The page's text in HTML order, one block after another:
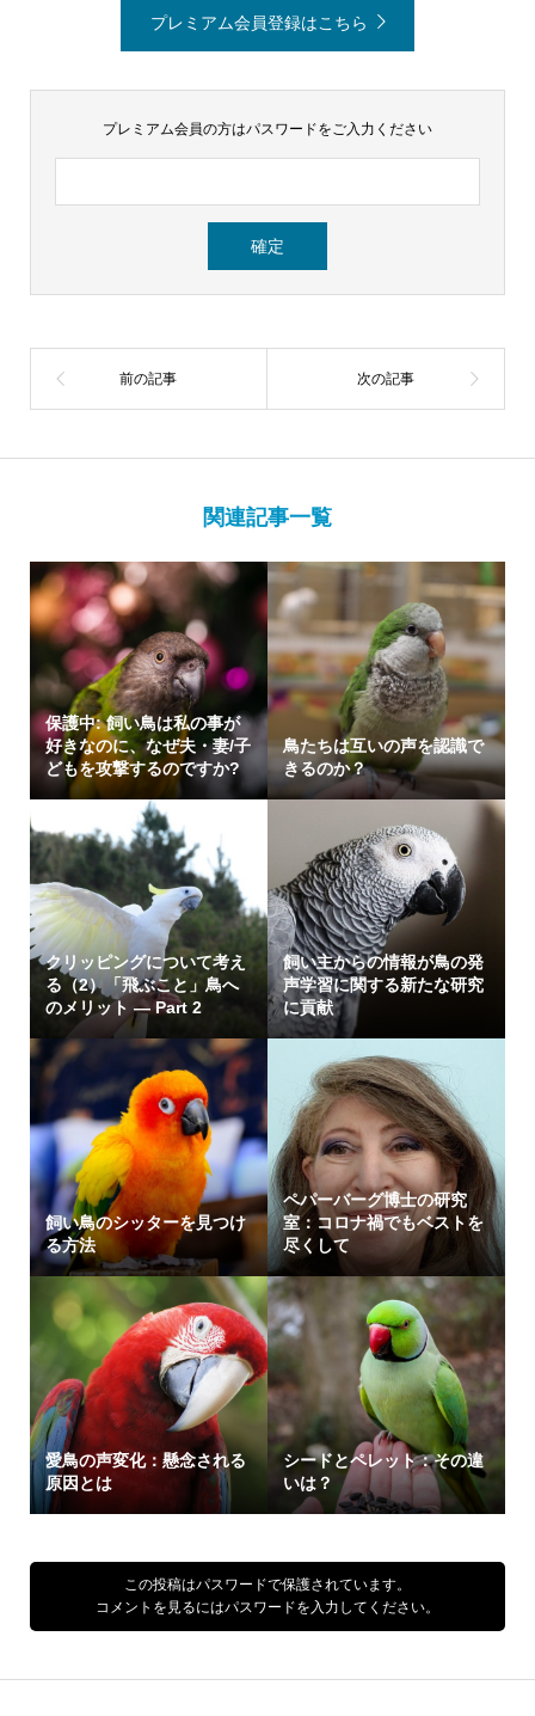
プレミアム会員登録はこちら
プレミアム会員の方はパスワードをご入力ください
関連記事一覧
保護中: 飼い鳥は私の事が
好きなのに、なぜ夫・妻/子
どもを攻撃するのですか?
鳥たちは互いの声を認識で
きるのか？
クリッピングについて考え
る（2）「飛ぶこと」鳥へ
のメリット ― Part 2
飼い主からの情報が鳥の発
声学習に関する新たな研究
に貢献
飼い鳥のシッターを見つけ
る方法
ペパーバーグ博士の研究
室：コロナ禍でもベストを
尽くして
愛鳥の声変化：懸念される
原因とは
シードとペレット：その違
いは？
この投稿はパスワードで保護されています。
コメントを見るにはパスワードを入力してください。